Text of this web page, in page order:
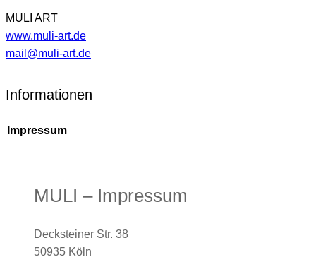
MULI ART
www.muli-art.de
mail@muli-art.de
Informationen
Impressum
MULI – Impressum
Decksteiner Str. 38
50935 Köln